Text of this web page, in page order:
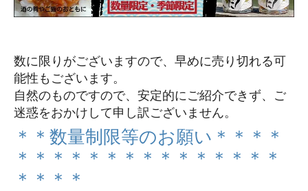
数に限りがございますので、早めに売り切れる可
能性もございます。
自然のものですので、安定的にご紹介できず、ご
迷惑をおかけして申し訳ございません。
＊＊数量制限等のお願い＊＊＊＊
＊＊＊＊＊＊＊＊＊＊＊＊＊＊＊
＊＊＊＊